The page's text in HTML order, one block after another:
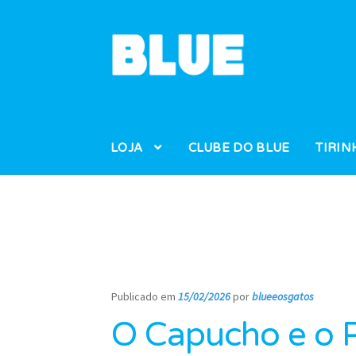
Pular
para
Pular
para
LOJA CLUBE DO BLUE
Publicado em15/02/2026porblueeosgatos
O Capucho e o